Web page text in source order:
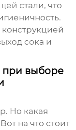
стали, что
сока и
при выборе
Но какая
на что стоит